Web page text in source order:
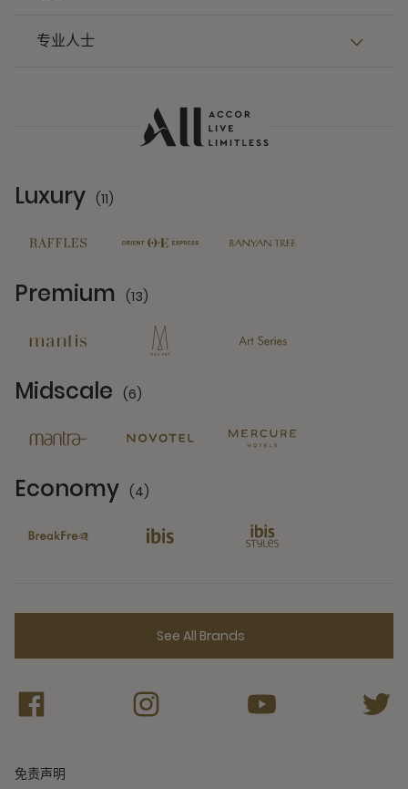
专业人士
Luxury (11)
Premium (13)
Midscale (6)
Economy (4)
See All Brands
免责声明